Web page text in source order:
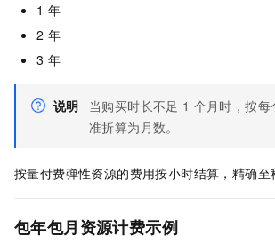
1 年
2 年
3 年
说明 当购买时长不足 1 个月时，按每
准折算为月数。
按量付费弹性资源的费用按小时结算，精确至
包年包月资源计费示例